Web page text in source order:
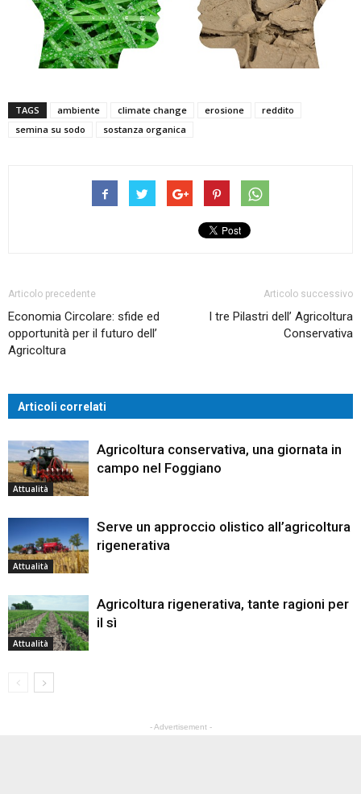
TAGS ambiente climate change erosione
reddito
semina su sodo
sostanza organica
Articolo precedente
Economia Circolare: sfide ed
opportunità per il futuro dell’
Agricoltura
Articolo successivo
I tre Pilastri dell’ Agricoltura
Conservativa
Articoli correlati
Attualità
Agricoltura conservativa, una giornata in
campo nel Foggiano
Attualità
Serve un approccio olistico all’agricoltura
rigenerativa
Attualità
Agricoltura rigenerativa, tante ragioni per
il sì
- Advertisement -